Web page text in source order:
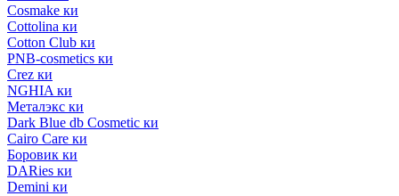
Cosmake ки
Cottolina ки
Cotton Club ки
PNB-cosmetics ки
Crez ки
NGHIA ки
Металэкс ки
Dark Blue db Cosmetic ки
Cairo Care ки
Боровик ки
DARies ки
Demini ки